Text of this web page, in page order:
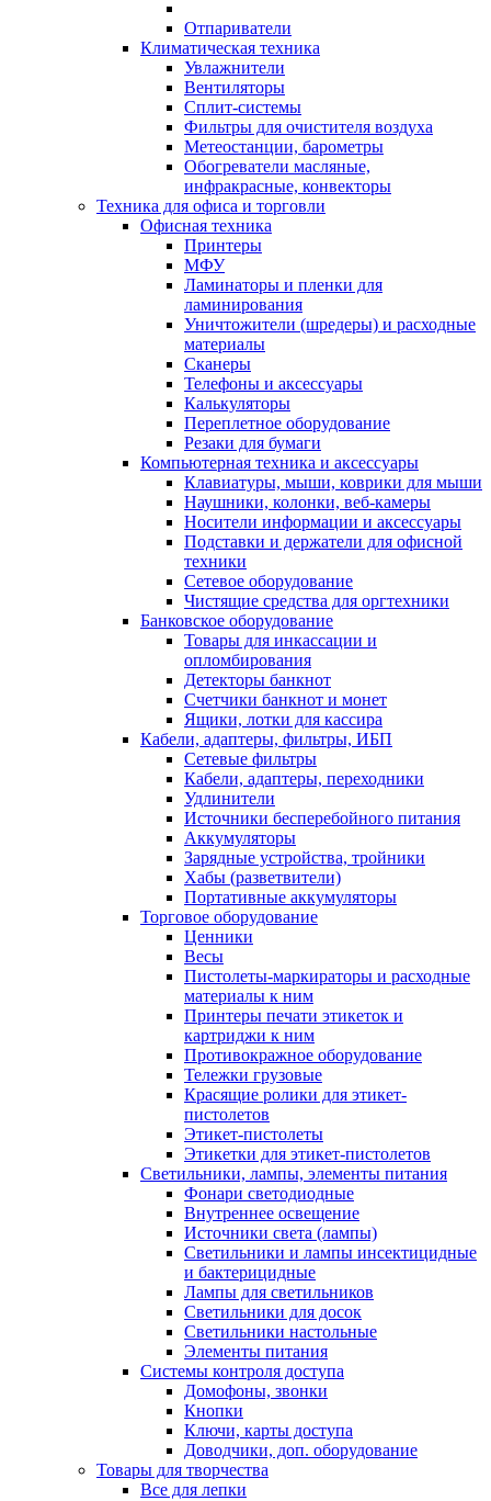
Отпариватели
Климатическая техника
Увлажнители
Вентиляторы
Сплит-системы
Фильтры для очистителя воздуха
Метеостанции, барометры
Обогреватели масляные,
инфракрасные, конвекторы
Техника для офиса и торговли
Офисная техника
Принтеры
МФУ
Ламинаторы и пленки для
ламинирования
Уничтожители (шредеры) и расходные
материалы
Сканеры
Телефоны и аксессуары
Калькуляторы
Переплетное оборудование
Резаки для бумаги
Компьютерная техника и аксессуары
Клавиатуры, мыши, коврики для мыши
Наушники, колонки, веб-камеры
Носители информации и аксессуары
Подставки и держатели для офисной
техники
Сетевое оборудование
Чистящие средства для оргтехники
Банковское оборудование
Товары для инкассации и
опломбирования
Детекторы банкнот
Счетчики банкнот и монет
Ящики, лотки для кассира
Кабели, адаптеры, фильтры, ИБП
Сетевые фильтры
Кабели, адаптеры, переходники
Удлинители
Источники бесперебойного питания
Аккумуляторы
Зарядные устройства, тройники
Хабы (разветвители)
Портативные аккумуляторы
Торговое оборудование
Ценники
Весы
Пистолеты-маркираторы и расходные
материалы к ним
Принтеры печати этикеток и
картриджи к ним
Противокражное оборудование
Тележки грузовые
Красящие ролики для этикет-
пистолетов
Этикет-пистолеты
Этикетки для этикет-пистолетов
Светильники, лампы, элементы питания
Фонари светодиодные
Внутреннее освещение
Источники света (лампы)
Светильники и лампы инсектицидные
и бактерицидные
Лампы для светильников
Светильники для досок
Светильники настольные
Элементы питания
Системы контроля доступа
Домофоны, звонки
Кнопки
Ключи, карты доступа
Доводчики, доп. оборудование
Товары для творчества
Все для лепки